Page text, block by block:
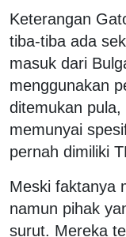
Keterangan
tiba-tiba ada
masuk dari
menggunakan
ditemukan
memunyai
pernah dimiliki
Meski faktanya
namun pihak
surut. Mereka